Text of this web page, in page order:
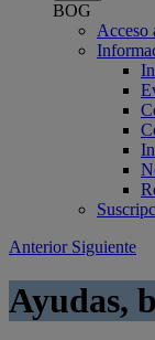
BOG
Acceso
Anterior Siguiente
Ayudas,